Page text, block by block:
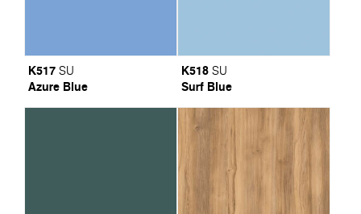
K517 SU
Azure Blue
K518 SU
Surf Blue